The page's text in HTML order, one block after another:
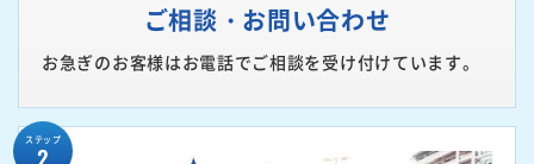
ご相談・お問い合わせ
お急ぎのお客様はお電話でご相談を受け付けています。
ステップ
2